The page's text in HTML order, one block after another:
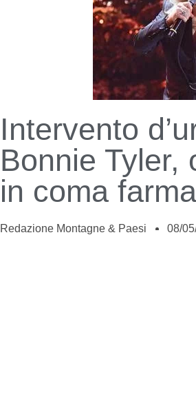
Intervento
Bonnie Tyler,
in coma
Redazione Montagne & Paesi 08/